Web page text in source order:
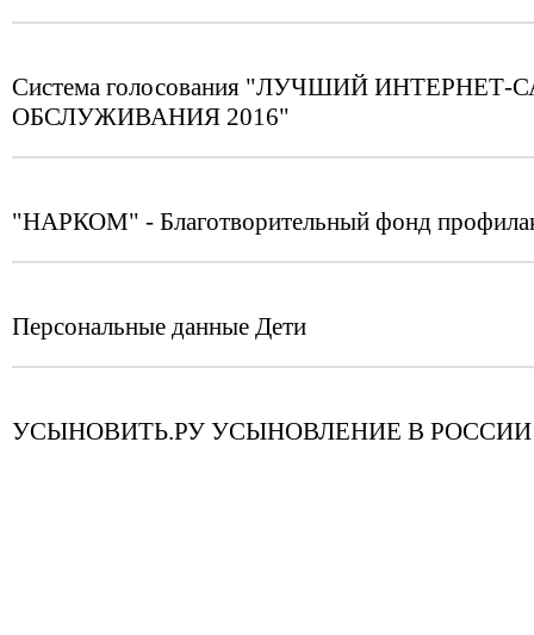
Система голосования "ЛУЧШИЙ
ОБСЛУЖИВАНИЯ 2016"
"НАРКОМ" - Благотворительный фонд
Персональные данные Дети
УСЫНОВИТЬ.РУ УСЫНОВЛЕНИЕ В РОССИИ